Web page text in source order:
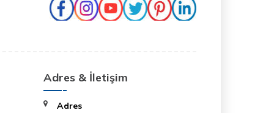
Adres & İletişim
Adres